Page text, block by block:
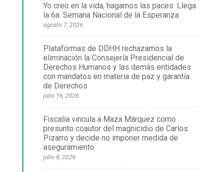
Yo creo en la vida, hagamos las paces: Llega
la 6a. Semana Nacional de la Esperanza
agosto 7, 2026
Plataformas de DDHH rechazamos la
eliminación la Consejería Presidencial de
Derechos Humanos y las demás entidades
con mandatos en materia de paz y garantía
de Derechos
julio 16, 2026
Fiscalía vincula a Maza Márquez como
presunto coautor del magnicidio de Carlos
Pizarro y decide no imponer medida de
aseguramiento
julio 8, 2026